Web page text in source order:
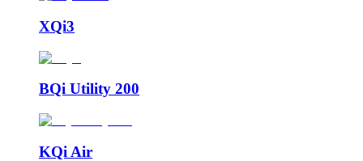
XQi3
BQi Utility 200
KQi Air